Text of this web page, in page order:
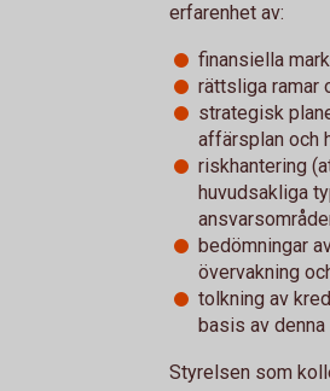
erfarenhet av:
finansiella
rättsliga ramar
strategisk
affärsplan och
riskhantering
huvudsakliga
bedömningar
övervakning
tolkning av
basis av
Styrelsen som